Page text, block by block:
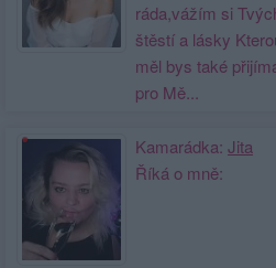
ráda,vážím si
štěstí a lásky
měl bys také
pro Mě...
Kamarádka: Jita
Říká o mně: